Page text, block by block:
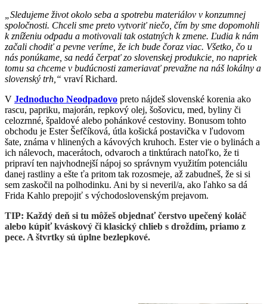
„Sledujeme život okolo seba a spotrebu materiálov v konzumnej
spoločnosti. Chceli sme preto vytvoriť niečo, čím by sme dopomohli
k zníženiu odpadu a motivovali tak ostatných k zmene. Ľudia k nám
začali chodiť a pevne veríme, že ich bude čoraz viac. Všetko, čo u
nás ponúkame, sa nedá čerpať zo slovenskej produkcie, no napriek
tomu sa chceme v budúcnosti zameriavať prevažne na náš lokálny a
slovenský trh,“ vraví Richard.
V Jednoducho Neodpadovo preto nájdeš slovenské korenia ako
rascu, papriku, majorán, repkový olej, šošovicu, med, byliny či
celozrnné, špaldové alebo pohánkové cestoviny. Bonusom tohto
obchodu je Ester Šefčíková, útla košická postavička v ľudovom
šate, známa v hlinených a kávových kruhoch. Ester vie o bylinách a
ich nálevoch, macerátoch, odvaroch a tinktúrach natoľko, že ti
pripraví ten najvhodnejší nápoj so správnym využitím potenciálu
danej rastliny a ešte ťa pritom tak rozosmeje, až zabudneš, že si si
sem zaskočil na polhodinku. Ani by si neveril/a, ako ľahko sa dá
Frida Kahlo prepojiť s východoslovenským prejavom.
TIP: Každý deň si tu môžeš objednať čerstvo upečený koláč
alebo kúpiť kváskový či klasický chlieb s droždím, priamo z
pece. A štvrtky sú úplne bezlepkové.